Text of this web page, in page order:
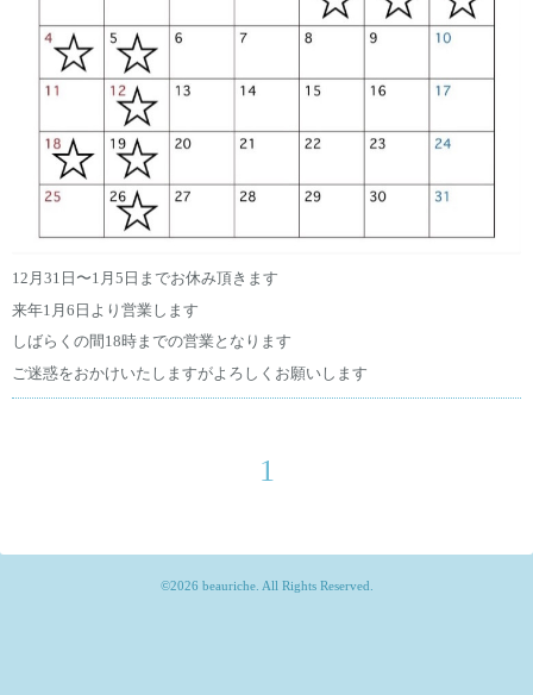
12月31日〜1月5日までお休み頂きます
来年1月6日より営業します
しばらくの間18時までの営業となります
ご迷惑をおかけいたしますがよろしくお願いします
1
©2026 beauriche. All Rights Reserved.